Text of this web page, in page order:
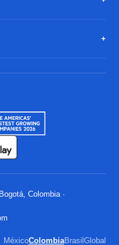
Colombia ·
MéxicoColombiaBrasil Global